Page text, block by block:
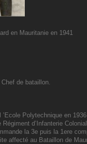
en Mauritanie en 1941
de bataillon.
Polytechnique en
d’Infanterie
la 3e puis la 1ere
affecté au Bataillon de